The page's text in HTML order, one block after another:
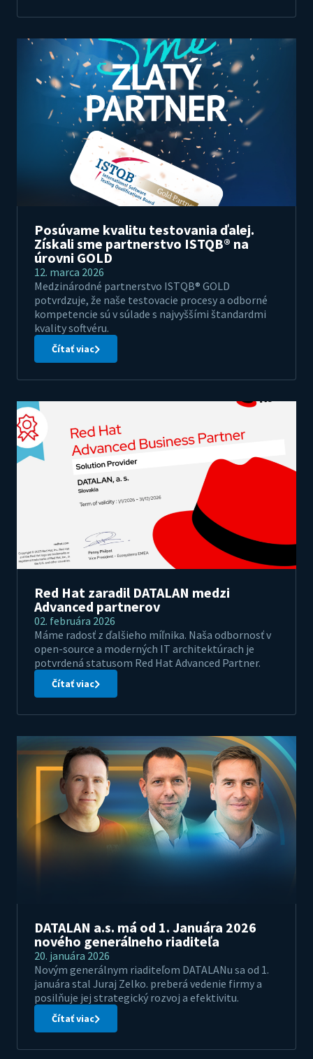
Posúvame kvalitu testovania ďalej.
Získali sme partnerstvo ISTQB® na
úrovni GOLD
12. marca 2026
Medzinárodné partnerstvo ISTQB® GOLD
potvrdzuje, že naše testovacie procesy a odborné
kompetencie sú v súlade s najvyššími štandardmi
kvality softvéru.
Čítať viac
Red Hat zaradil DATALAN medzi
Advanced partnerov
02. februára 2026
Máme radosť z ďalšieho míľnika. Naša odbornosť v
open-source a moderných IT architektúrach je
potvrdená statusom Red Hat Advanced Partner.
Čítať viac
DATALAN a.s. má od 1. Januára 2026
nového generálneho riaditeľa
20. januára 2026
Novým generálnym riaditeľom DATALANu sa od 1.
januára stal Juraj Zelko. preberá vedenie firmy a
posilňuje jej strategický rozvoj a efektivitu.
Čítať viac